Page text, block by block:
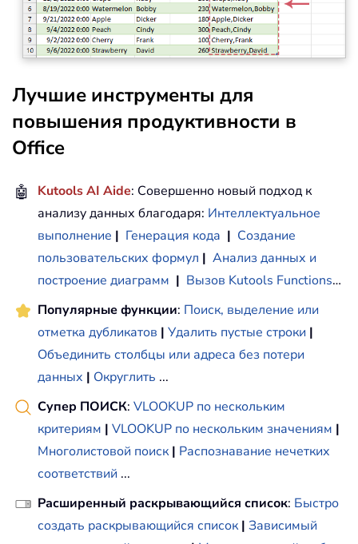
Лучшие инструменты для
повышения продуктивности в
Office
🤖 Kutools AI Aide: Совершенно новый подход к
анализу данных благодаря: Интеллектуальное
выполнение | Генерация кода | Создание
пользовательских формул | Анализ данных и
построение диаграмм | Вызов Kutools Functions…
Популярные функции: Поиск, выделение или
отметка дубликатов | Удалить пустые строки |
Объединить столбцы или адреса без потери
данных | Округлить ...
Супер ПОИСК: VLOOKUP по нескольким
критериям | VLOOKUP по нескольким значениям |
Многолистовой поиск | Распознавание нечетких
соответствий ...
Расширенный раскрывающийся список: Быстро
создать раскрывающийся список | Зависимый